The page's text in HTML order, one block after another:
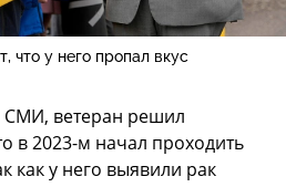
что у него пропал вкус
СМИ, ветеран решил
в 2023-м начал проходить
как у него выявили рак